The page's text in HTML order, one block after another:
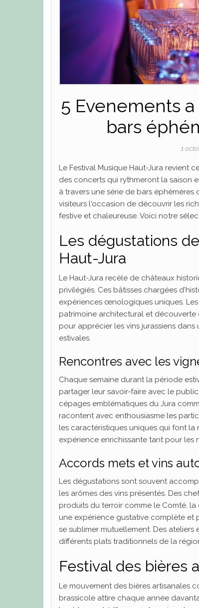
5 Evenements
bars
1
Le Festival Musique Haut-Jura revient
des concerts qui rythmeront la saison
à travers une série de bars
visiteurs l'occasion de découvrir les
festive et chaleureuse. Voici notre
Les dégustations
Haut-Jura
Le Haut-Jura recèle de châteaux
privilégiés. Ces bâtisses chargées
expériences œnologiques uniques.
patrimoine architectural et découverte
pour apprécier les vins jurassiens
estivales.
Rencontres avec les
Chaque semaine durant la période
partager leur savoir-faire avec le
cépages emblématiques du Jura
racontent avec enthousiasme les
les caractéristiques uniques qui font
expérience enrichissante tant pour les
Accords mets et vins
Les dégustations sont souvent
les arômes des vins présentés. Des
produits du terroir comme le Comté,
une expérience gustative complète et
se sublimer mutuellement. Des
différents plats traditionnels de la
Festival des bières
Le mouvement des bières artisanales
brassicole attire chaque année